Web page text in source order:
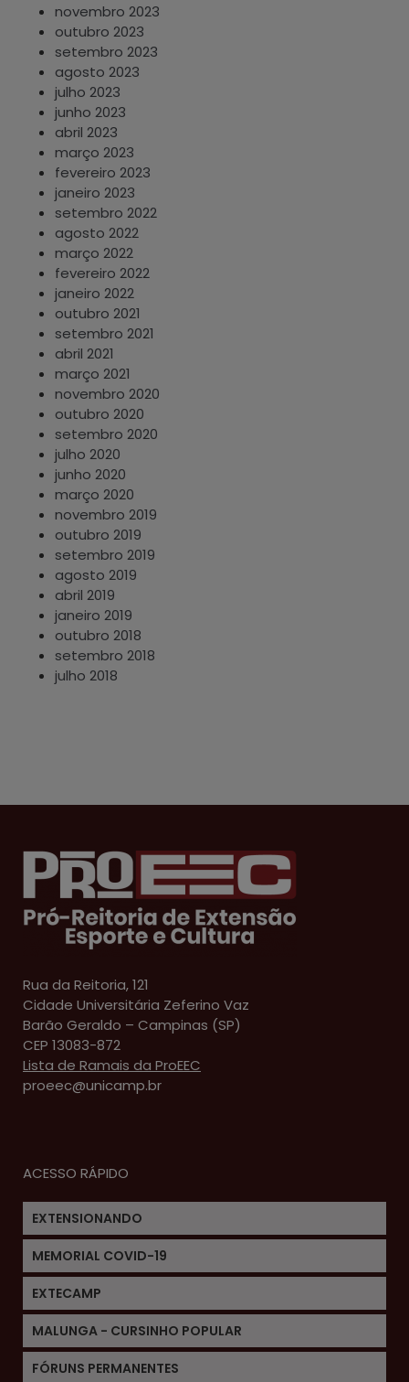
novembro 2023
outubro 2023
setembro 2023
agosto 2023
julho 2023
junho 2023
abril 2023
março 2023
fevereiro 2023
janeiro 2023
setembro 2022
agosto 2022
março 2022
fevereiro 2022
janeiro 2022
outubro 2021
setembro 2021
abril 2021
março 2021
novembro 2020
outubro 2020
setembro 2020
julho 2020
junho 2020
março 2020
novembro 2019
outubro 2019
setembro 2019
agosto 2019
abril 2019
janeiro 2019
outubro 2018
setembro 2018
julho 2018
Rua da Reitoria, 121
Cidade Universitária Zeferino Vaz
Barão Geraldo – Campinas (SP)
CEP 13083-872
Lista de Ramais da ProEEC
proeec@unicamp.br
ACESSO RÁPIDO
EXTENSIONANDO
MEMORIAL COVID-19
EXTECAMP
MALUNGA - CURSINHO POPULAR
FÓRUNS PERMANENTES